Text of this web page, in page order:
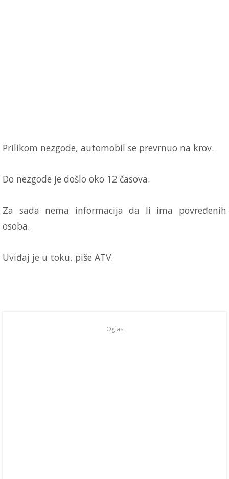
Prilikom nezgode, automobil se prevrnuo na krov.
Do nezgode je došlo oko 12 časova.
Za sada nema informacija da li ima povređenih
osoba.
Uviđaj je u toku, piše ATV.
Oglas